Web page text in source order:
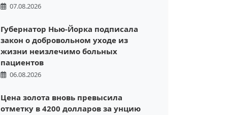
07.08.2026
Губернатор Нью-Йорка подписала
закон о добровольном уходе из
жизни неизлечимо больных
пациентов
06.08.2026
Цена золота вновь превысила
отметку в 4200 долларов за унцию